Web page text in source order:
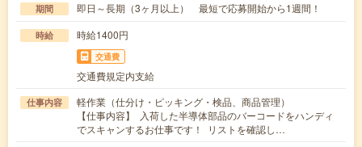
期間 即日～長期（3ヶ月以上） 最短で応募開始から1週間！
時給 時給1400円
交通費
交通費規定内支給
仕事内容
軽作業（仕分け・ピッキング・検品、商品管理）
【仕事内容】 入荷した半導体部品のバーコードをハンディ
でスキャンするお仕事です！ リストを確認し…